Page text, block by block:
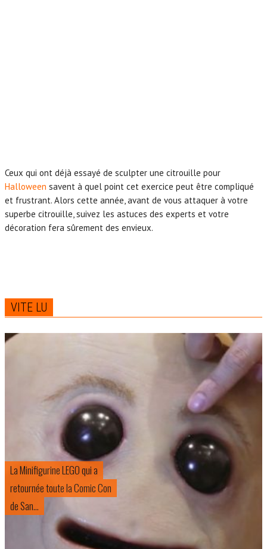
Ceux qui ont déjà essayé de sculpter une citrouille pour
Halloween savent à quel point cet exercice peut être compliqué
et frustrant. Alors cette année, avant de vous attaquer à votre
superbe citrouille, suivez les astuces des experts et votre
décoration fera sûrement des envieux.
VITE LU
La Minifigurine LEGO qui a
retournée toute la Comic Con
de San...